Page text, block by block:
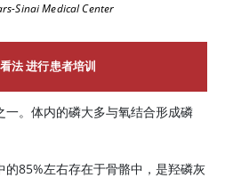
Sinai Medical Center
看法 进行患者培训
。体内的磷大多与氧结合形成磷
85%左右存在于骨骼中，是羟磷灰